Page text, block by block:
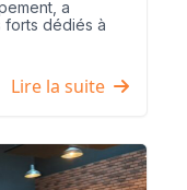
a
forts dédiés à
Lire la suite